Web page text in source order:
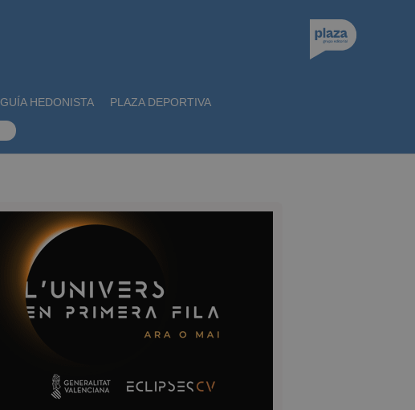
GUÍA HEDONISTA PLAZA DEPORTIVA